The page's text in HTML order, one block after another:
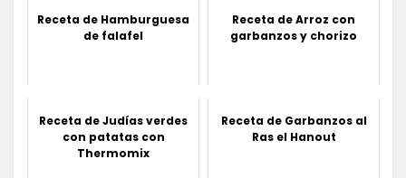
Receta de Hamburguesa
de falafel
Receta de Arroz con
garbanzos y chorizo
Receta de Judías verdes
con patatas con
Thermomix
Receta de Garbanzos al
Ras el Hanout